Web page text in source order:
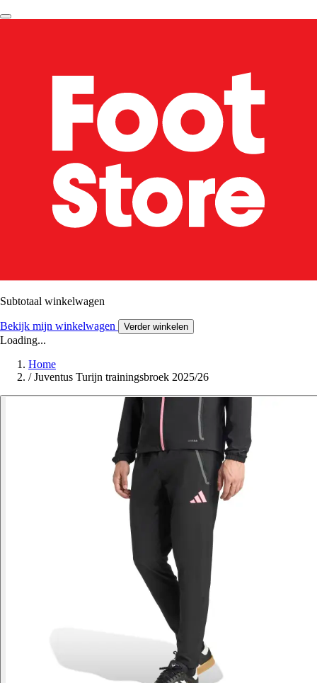
Subtotaal winkelwagen
Bekijk mijn winkelwagen Verder winkelen
Loading...
Home
/ Juventus Turijn trainingsbroek 2025/26